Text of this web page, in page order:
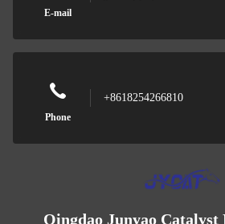
E-mail
Phone
+8618254266810
Qingdao Junyao